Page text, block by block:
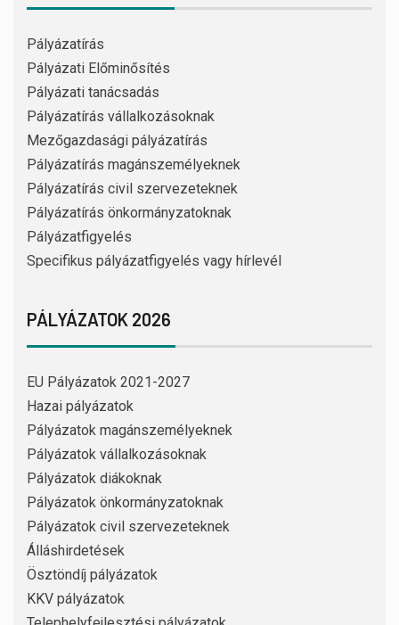
Pályázatírás
Pályázati Előminősítés
Pályázati tanácsadás
Pályázatírás vállalkozásoknak
Mezőgazdasági pályázatírás
Pályázatírás magánszemélyeknek
Pályázatírás civil szervezeteknek
Pályázatírás önkormányzatoknak
Pályázatfigyelés
Specifikus pályázatfigyelés vagy hírlevél
PÁLYÁZATOK 2026
EU Pályázatok 2021-2027
Hazai pályázatok
Pályázatok magánszemélyeknek
Pályázatok vállalkozásoknak
Pályázatok diákoknak
Pályázatok önkormányzatoknak
Pályázatok civil szervezeteknek
Álláshirdetések
Ösztöndíj pályázatok
KKV pályázatok